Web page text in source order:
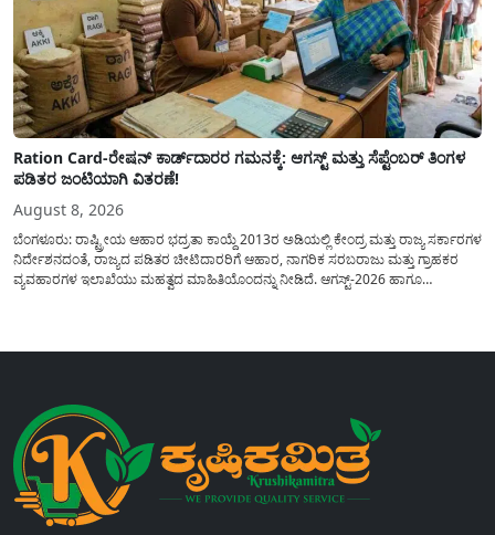
Ration Card-ರೇಷನ್ ಕಾರ್ಡ್‍ದಾರರ ಗಮನಕ್ಕೆ: ಆಗಸ್ಟ್ ಮತ್ತು ಸೆಪ್ಟೆಂಬರ್ ತಿಂಗಳ
ಪಡಿತರ ಜಂಟಿಯಾಗಿ ವಿತರಣೆ!
August 8, 2026
ಬೆಂಗಳೂರು: ರಾಷ್ಟ್ರೀಯ ಆಹಾರ ಭದ್ರತಾ ಕಾಯ್ದೆ 2013ರ ಅಡಿಯಲ್ಲಿ ಕೇಂದ್ರ ಮತ್ತು ರಾಜ್ಯ ಸರ್ಕಾರಗಳ
ನಿರ್ದೇಶನದಂತೆ, ರಾಜ್ಯದ ಪಡಿತರ ಚೀಟಿದಾರರಿಗೆ ಆಹಾರ, ನಾಗರಿಕ ಸರಬರಾಜು ಮತ್ತು ಗ್ರಾಹಕರ
ವ್ಯವಹಾರಗಳ ಇಲಾಖೆಯು ಮಹತ್ವದ ಮಾಹಿತಿಯೊಂದನ್ನು ನೀಡಿದೆ. ಆಗಸ್ಟ್-2026 ಹಾಗೂ